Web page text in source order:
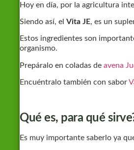
Hoy en día, por la agricultura
Siendo así, el Vita JE, es un
Estos ingredientes son
organismo.
Prepáralo en coladas de avena
Encuéntralo también con sabor
Qué es, para qué
Es muy importante saberlo ya